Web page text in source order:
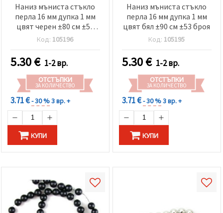
Наниз мъниста стъкло
перла 16 мм дупка 1 мм
цвят черен ±80 см ±55
броя
Код: 105196
5.30€ 1-2 вр.
ОТСТЪПКИ
ЗА КОЛИЧЕСТВО
3.71 €- 30 %3 вр. +
КУПИ
Наниз мъниста стъкло
перла 16 мм дупка 1 мм
цвят бял ±90 см ±53 броя
Код: 105195
5.30€ 1-2 вр.
ОТСТЪПКИ
ЗА КОЛИЧЕСТВО
3.71 €- 30 %3 вр. +
КУПИ